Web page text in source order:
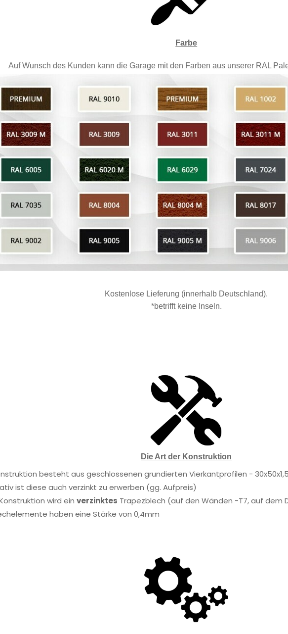
Farbe
Auf Wunsch des Kunden kann die Garage mit den Farben aus unserer RAL
Kostenlose Lieferung (innerhalb Deutschland).
*betrifft keine Inseln.
Die Art der Konstruktion
besteht aus geschlossenen grundierten Vierkantprofilen -
ist diese auch verzinkt zu erwerben (gg. Aufpreis)
wird einverzinktes Trapezblech (auf den Wänden -T7, auf dem
haben eine Stärke von 0,4mm